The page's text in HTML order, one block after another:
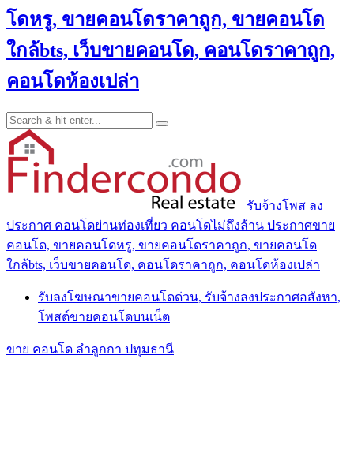
โดหรู, ขายคอนโดราคาถูก, ขายคอนโด
ใกล้bts, เว็บขายคอนโด, คอนโดราคาถูก,
คอนโดห้องเปล่า
รับจ้างโพส ลง
ประกาศ คอนโดย่านท่องเที่ยว คอนโดไม่ถึงล้าน ประกาศขาย
คอนโด, ขายคอนโดหรู, ขายคอนโดราคาถูก, ขายคอนโด
ใกล้bts, เว็บขายคอนโด, คอนโดราคาถูก, คอนโดห้องเปล่า
รับลงโฆษณาขายคอนโดด่วน, รับจ้างลงประกาศอสังหา,
โพสต์ขายคอนโดบนเน็ต
ขาย คอนโด ลำลูกกา ปทุมธานี